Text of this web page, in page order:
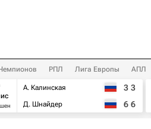
РПЛ Лига Европы АПЛ
А. Калинская
Д. Шнайдер
3 3
6 6